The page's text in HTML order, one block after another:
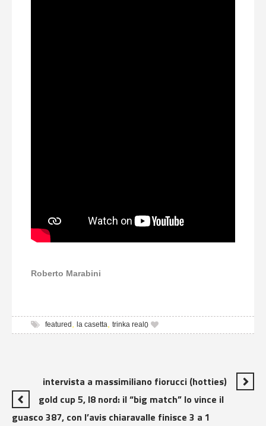
Roberto Marabini
0
featured la casetta trinka real
intervista a massimiliano fiorucci (hotties)
gold cup 5, l8 nord: il “big match” lo vince il
guasco 387, con l’avis chiaravalle finisce 3 a 1